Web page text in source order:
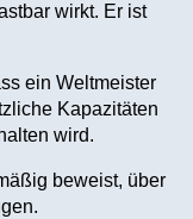
wirkt. Er ist
ein Weltmeister
Kapazitäten
wird.
beweist, über